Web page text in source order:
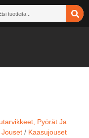
Pyörät Ja
Jouset / Kaasujouset